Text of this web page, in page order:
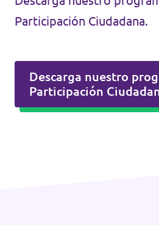
Participación Ciudadana.
Descarga nuestro
Participación